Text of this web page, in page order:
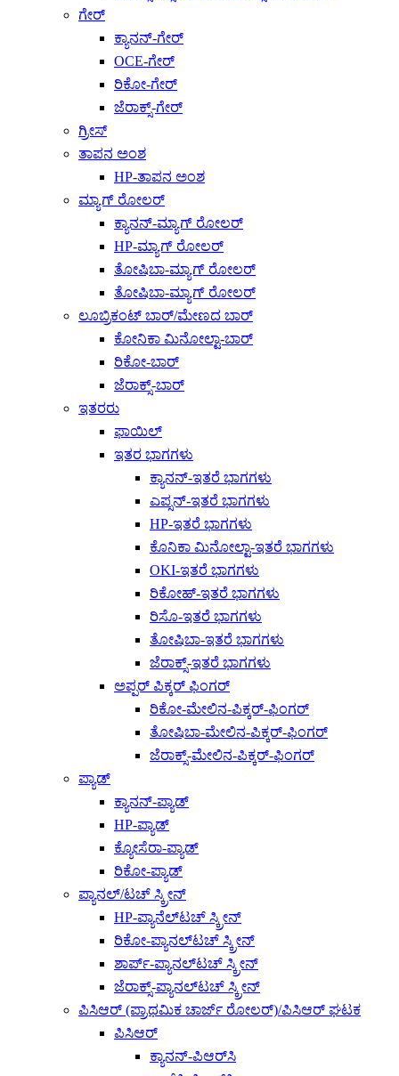
ಗೇರ್
ಕ್ಯಾನನ್-ಗೇರ್
OCE-ಗೇರ್
ರಿಕೋ-ಗೇರ್
ಜೆರಾಕ್ಸ್-ಗೇರ್
ಗ್ರೀಸ್
ತಾಪನ ಅಂಶ
HP-ತಾಪನ ಅಂಶ
ಮ್ಯಾಗ್ ರೋಲರ್
ಕ್ಯಾನನ್-ಮ್ಯಾಗ್ ರೋಲರ್
HP-ಮ್ಯಾಗ್ ರೋಲರ್
ತೋಷಿಬಾ-ಮ್ಯಾಗ್ ರೋಲರ್
ತೋಷಿಬಾ-ಮ್ಯಾಗ್ ರೋಲರ್
ಲೂಬ್ರಿಕಂಟ್ ಬಾರ್/ಮೇಣದ ಬಾರ್
ಕೋನಿಕಾ ಮಿನೋಲ್ಟಾ-ಬಾರ್
ರಿಕೋ-ಬಾರ್
ಜೆರಾಕ್ಸ್-ಬಾರ್
ಇತರರು
ಫಾಯಿಲ್
ಇತರ ಭಾಗಗಳು
ಕ್ಯಾನನ್-ಇತರೆ ಭಾಗಗಳು
ಎಪ್ಸನ್-ಇತರೆ ಭಾಗಗಳು
HP-ಇತರೆ ಭಾಗಗಳು
ಕೊನಿಕಾ ಮಿನೋಲ್ಟಾ-ಇತರೆ ಭಾಗಗಳು
OKI-ಇತರೆ ಭಾಗಗಳು
ರಿಕೋಹ್-ಇತರೆ ಭಾಗಗಳು
ರಿಸೊ-ಇತರೆ ಭಾಗಗಳು
ತೋಷಿಬಾ-ಇತರೆ ಭಾಗಗಳು
ಜೆರಾಕ್ಸ್-ಇತರೆ ಭಾಗಗಳು
ಅಪ್ಪರ್ ಪಿಕ್ಕರ್ ಫಿಂಗರ್
ರಿಕೋ-ಮೇಲಿನ-ಪಿಕ್ಕರ್-ಫಿಂಗರ್
ತೋಷಿಬಾ-ಮೇಲಿನ-ಪಿಕ್ಕರ್-ಫಿಂಗರ್
ಜೆರಾಕ್ಸ್-ಮೇಲಿನ-ಪಿಕ್ಕರ್-ಫಿಂಗರ್
ಪ್ಯಾಡ್
ಕ್ಯಾನನ್-ಪ್ಯಾಡ್
HP-ಪ್ಯಾಡ್
ಕ್ಯೋಸೆರಾ-ಪ್ಯಾಡ್
ರಿಕೋ-ಪ್ಯಾಡ್
ಪ್ಯಾನಲ್/ಟಚ್ ಸ್ಕ್ರೀನ್
HP-ಪ್ಯಾನೆಲ್‌ಟಚ್ ಸ್ಕ್ರೀನ್
ರಿಕೋ-ಪ್ಯಾನಲ್‌ಟಚ್ ಸ್ಕ್ರೀನ್
ಶಾರ್ಪ್-ಪ್ಯಾನಲ್‌ಟಚ್ ಸ್ಕ್ರೀನ್
ಜೆರಾಕ್ಸ್-ಪ್ಯಾನಲ್‌ಟಚ್ ಸ್ಕ್ರೀನ್
ಪಿಸಿಆರ್ (ಪ್ರಾಥಮಿಕ ಚಾರ್ಜ್ ರೋಲರ್)/ಪಿಸಿಆರ್ ಘಟಕ
ಪಿಸಿಆರ್
ಕ್ಯಾನನ್-ಪಿಆರ್‌ಸಿ